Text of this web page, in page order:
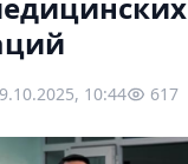
10:44 617